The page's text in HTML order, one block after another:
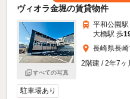
ヴィオラ金堀の賃貸物件
すべての写真
平和公園駅
大橋駅 歩
長崎県長
2階建 / 2年7ヶ
駐車場あり